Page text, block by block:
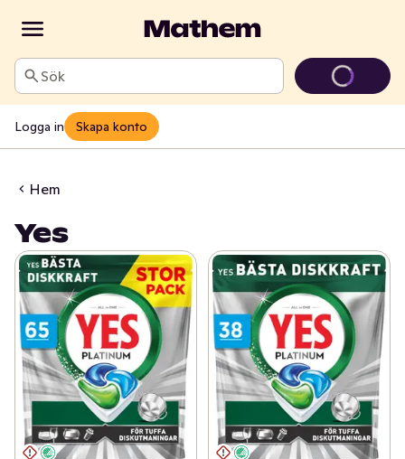
Sök
Logga in Skapa konto
Hem
Yes